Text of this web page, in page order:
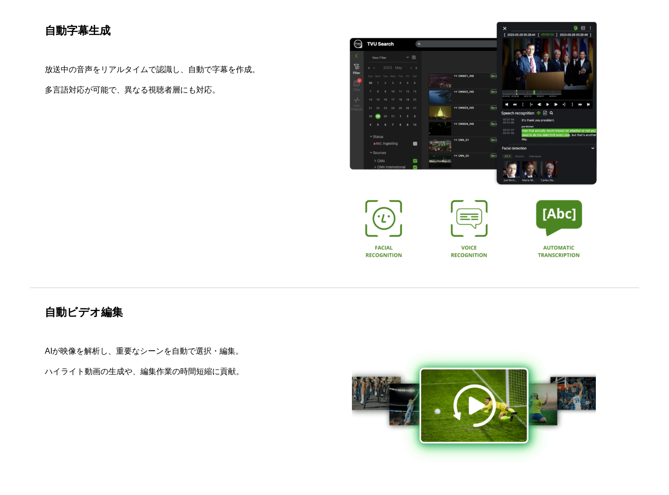
自動字幕生成
放送中の音声をリアルタイムで認識し、自動で字幕を作成。
多言語対応が可能で、異なる視聴者層にも対応。
自動ビデオ編集
AIが映像を解析し、重要なシーンを自動で選択・編集。
ハイライト動画の生成や、編集作業の時間短縮に貢献。